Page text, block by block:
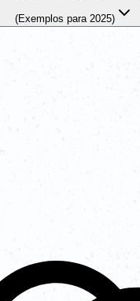
(Exemplos para 2025)